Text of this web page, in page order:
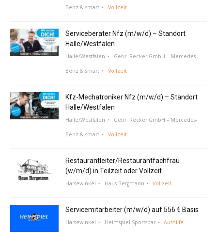
Benz & smart Vollzeit
Serviceberater Nfz (m/w/d) – Standort
Halle/Westfalen
Halle/Westfalen Gebr. Recker GmbH – Mercedes-
Benz & smart Vollzeit
Kfz-Mechatroniker Nfz (m/w/d) – Standort
Halle/Westfalen
Halle/Westfalen Gebr. Recker GmbH – Mercedes-
Benz & smart Vollzeit
Restaurantleiter/Restaurantfachfrau
(w/m/d) in Teilzeit oder Vollzeit
Harsewinkel Haus Bergmann Vollzeit
Servicemitarbeiter (m/w/d) auf 556 € Basis
Harsewinkel Heimspiel Sportsbar Aushilfe